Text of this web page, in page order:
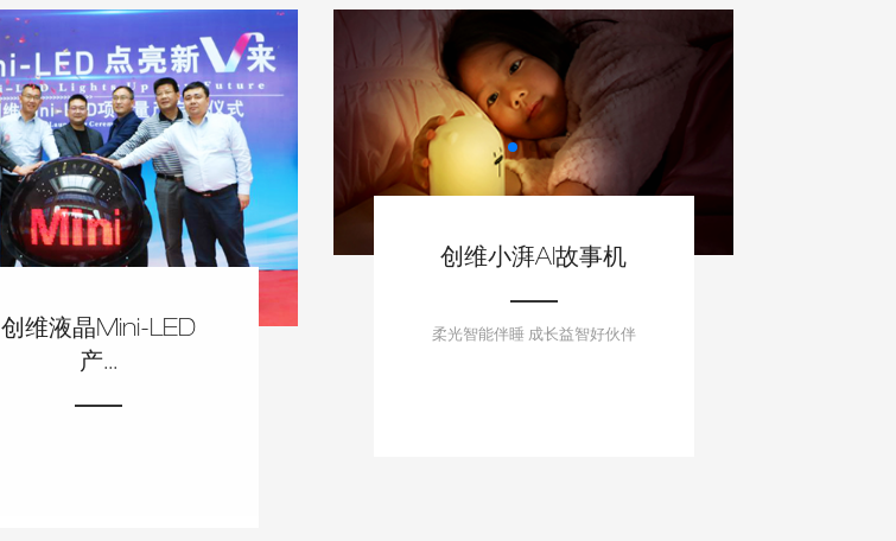
创维液晶Mini-LED
产...
IBC展会
创维小湃AI故事机
柔光智能伴睡 成长益智好伙伴